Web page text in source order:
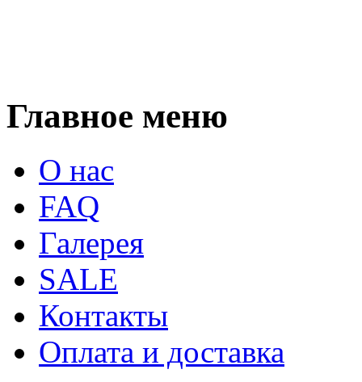
Главное меню
О нас
FAQ
Галерея
SALE
Контакты
Оплата и доставка